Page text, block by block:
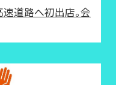
速道路へ初出店。会